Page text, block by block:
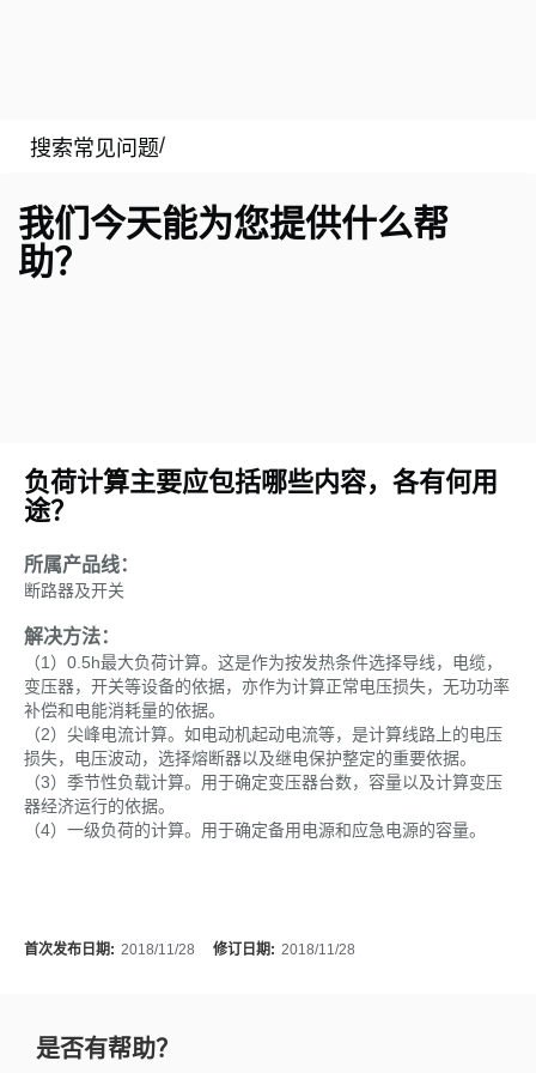
我们今天能为您提供什么帮
助？
负荷计算主要应包括哪些内容，各有何用
途？
所属产品线：
断路器及开关
解决方法：
（1）0.5h最大负荷计算。这是作为按发热条件选择导线，电缆，
变压器，开关等设备的依据，亦作为计算正常电压损失，无功功率
补偿和电能消耗量的依据。
（2）尖峰电流计算。如电动机起动电流等，是计算线路上的电压
损失，电压波动，选择熔断器以及继电保护整定的重要依据。
（3）季节性负载计算。用于确定变压器台数，容量以及计算变压
器经济运行的依据。
（4）一级负荷的计算。用于确定备用电源和应急电源的容量。
首次发布日期: 2018/11/28 修订日期: 2018/11/28
是否有帮助？